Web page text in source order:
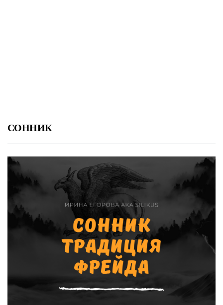
СОННИК